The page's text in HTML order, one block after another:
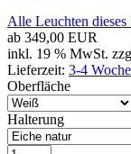
Alle Leuchten dieses
ab 349,00 EUR
inkl. 19 % MwSt.
Lieferzeit: 3-4
Oberfläche
Halterung